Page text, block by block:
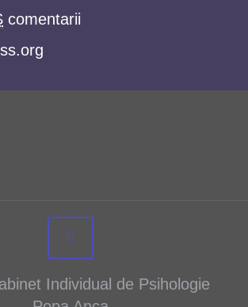
comentarii
Individual de Psihologie